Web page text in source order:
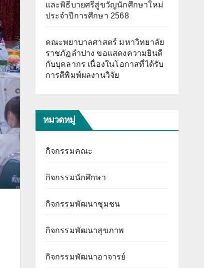
และพิธีบายศรีสู่ขวัญนักศึกษาใหม่
ประจำปีการศึกษา 2568
คณะพยาบาลศาสตร์ มหาวิทยาลัย
ราชภัฏลำปาง ขอแสดงความยินดี
กับบุคลากร เนื่องในโอกาสที่ได้รับ
การตีพิมพ์ผลงานวิจัย
หมวดหมู่
กิจกรรมคณะ
กิจกรรมนักศึกษา
กิจกรรมพัฒนาชุมชน
กิจกรรมพัฒนาสุขภาพ
กิจกรรมพัฒนาอาจารย์